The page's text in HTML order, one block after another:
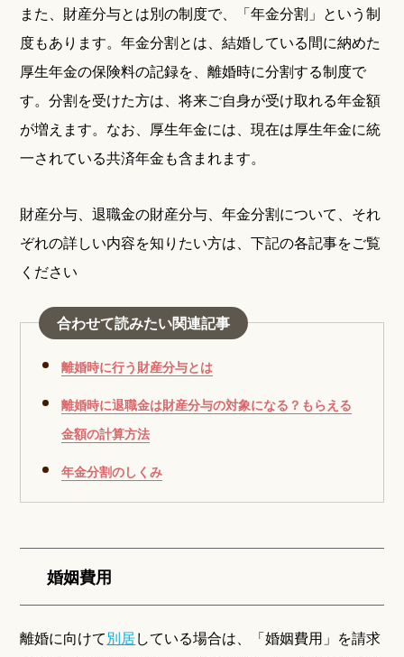
また、財産分与とは別の制度で、「年金分割」という制
度もあります。年金分割とは、結婚している間に納めた
厚生年金の保険料の記録を、離婚時に分割する制度で
す。分割を受けた方は、将来ご自身が受け取れる年金額
が増えます。なお、厚生年金には、現在は厚生年金に統
一されている共済年金も含まれます。
財産分与、退職金の財産分与、年金分割について、それ
ぞれの詳しい内容を知りたい方は、下記の各記事をご覧
ください
合わせて読みたい関連記事
離婚時に行う財産分与とは
離婚時に退職金は財産分与の対象になる？もらえる
金額の計算方法
年金分割のしくみ
婚姻費用
離婚に向けて別居している場合は、「婚姻費用」を請求